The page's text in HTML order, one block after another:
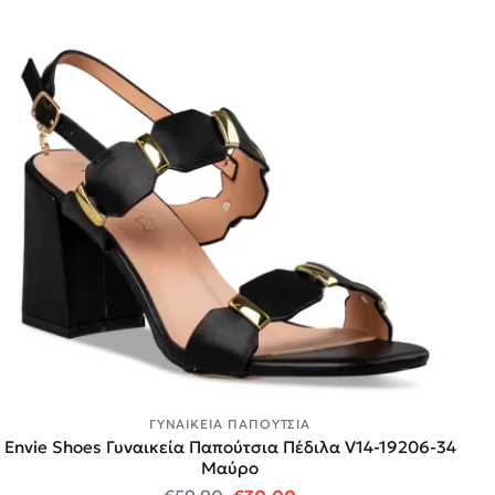
ΓΥΝΑΙΚΕΊΑ ΠΑΠΟΎΤΣΙΑ
Envie Shoes Γυναικεία Παπούτσια Πέδιλα V14-19206-34
Mαύρο